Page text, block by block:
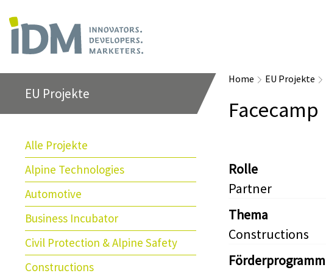
EU Projekte
Alle Projekte
Alpine Technologies
Automotive
Business Incubator
Civil Protection & Alpine Safety
Constructions
Home EU Projekte
Facecamp
Rolle
Partner
Thema
Constructions
Förderprogramm